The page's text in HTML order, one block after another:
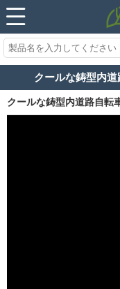
クールな鋳型内
クールな鋳型内道路自転